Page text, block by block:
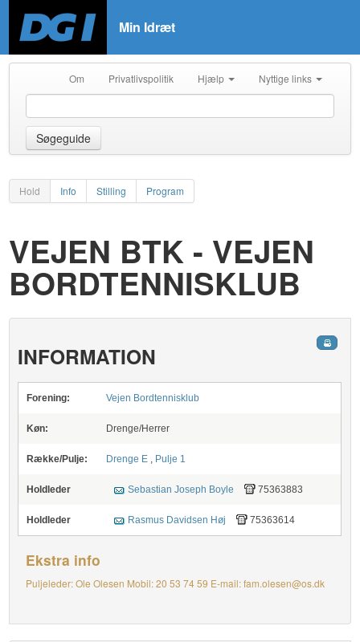
Min Idræt
Om Privatlivspolitik Hjælp Nyttige links
Søgeguide
Hold Info Stilling Program
VEJEN BTK - VEJEN
BORDTENNISKLUB
INFORMATION
Forening: Vejen Bordtennisklub
Køn: Drenge/Herrer
Række/Pulje: Drenge E , Pulje 1
Holdleder Sebastian Joseph Boyle 75363883
Holdleder Rasmus Davidsen Høj 75363614
Ekstra info
Puljeleder: Ole Olesen Mobil: 20 53 74 59 E-mail: fam.olesen@os.dk